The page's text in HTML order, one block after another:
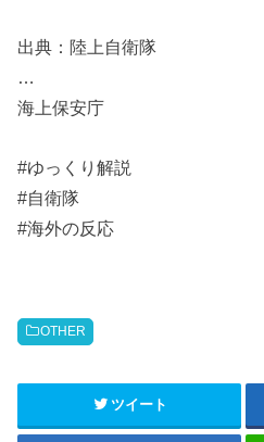
出典：陸上自衛隊
…
海上保安庁
#ゆっくり解説
#自衛隊
#海外の反応
OTHER
ツイート